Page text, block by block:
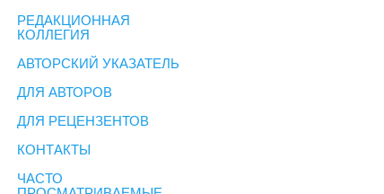
РЕДАКЦИОННАЯ
КОЛЛЕГИЯ
АВТОРСКИЙ УКАЗАТЕЛЬ
ДЛЯ АВТОРОВ
ДЛЯ РЕЦЕНЗЕНТОВ
КОНТАКТЫ
ЧАСТО